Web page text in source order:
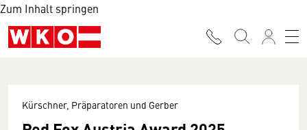
Zum Inhalt springen
Kürschner, Präparatoren und Gerber